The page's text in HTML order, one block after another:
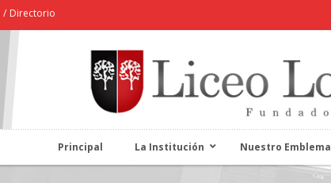
/ Directorio
Principal La Institución Nuestro Emblema